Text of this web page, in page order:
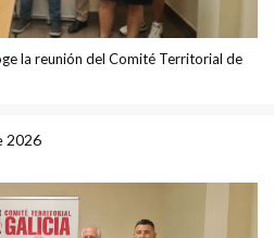
la reunión del Comité Territorial de
2026